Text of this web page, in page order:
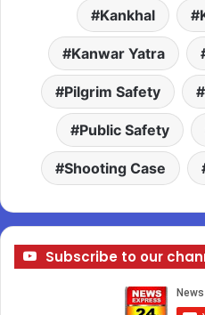
Kankhal
Kanwar Yatra
Pilgrim Safety
Public Safety
Shooting Case
Subscribe to our